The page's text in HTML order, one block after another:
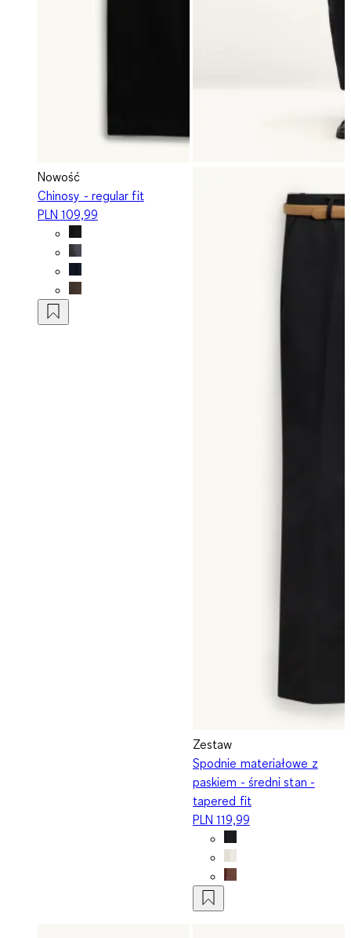
Nowość
Chinosy - regular fit
PLN 109,99
Zestaw
Spodnie materiałowe z
paskiem - średni stan -
tapered fit
PLN 119,99